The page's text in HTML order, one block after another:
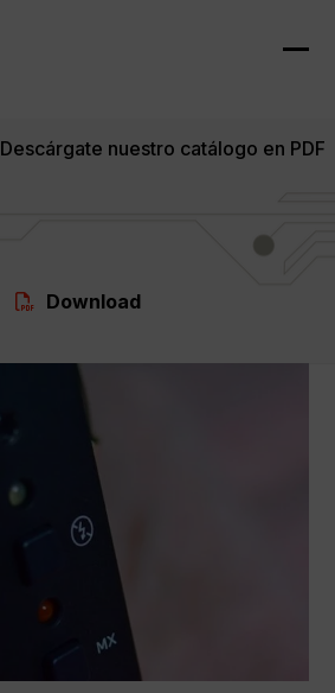
Descárgate nuestro catálogo en PDF
Download